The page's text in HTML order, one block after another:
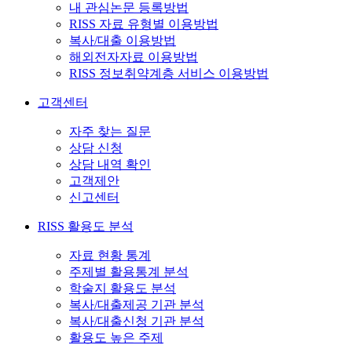
내 관심논문 등록방법
RISS 자료 유형별 이용방법
복사/대출 이용방법
해외전자자료 이용방법
RISS 정보취약계층 서비스 이용방법
고객센터
자주 찾는 질문
상담 신청
상담 내역 확인
고객제안
신고센터
RISS 활용도 분석
자료 현황 통계
주제별 활용통계 분석
학술지 활용도 분석
복사/대출제공 기관 분석
복사/대출신청 기관 분석
활용도 높은 주제